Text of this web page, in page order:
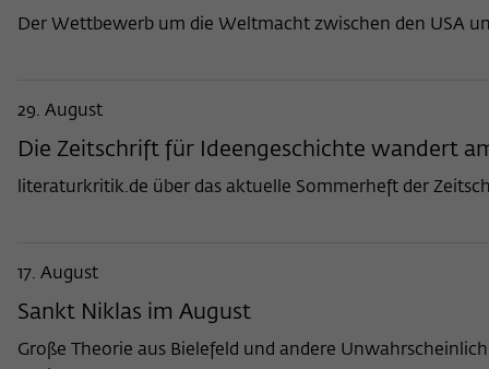
Der Wettbewerb um die Weltmacht zwischen den USA
29. August
Die Zeitschrift für Ideengeschichte wandert
literaturkritik.de über das aktuelle Sommerheft der
17. August
Sankt Niklas im August
Große Theorie aus Bielefeld und andere